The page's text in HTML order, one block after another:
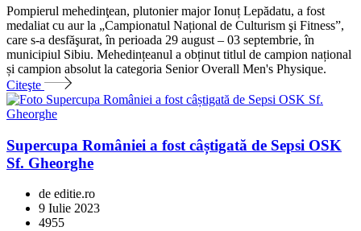
Pompierul mehedinţean, plutonier major Ionuț Lepădatu, a fost
medaliat cu aur la „Campionatul Național de Culturism şi Fitness”,
care s-a desfăşurat, în perioada 29 august – 03 septembrie, în
municipiul Sibiu. Mehedințeanul a obținut titlul de campion național
și campion absolut la categoria Senior Overall Men's Physique.
Citeşte
Supercupa României a fost câștigată de Sepsi OSK
Sf. Gheorghe
de editie.ro
9 Iulie 2023
4955